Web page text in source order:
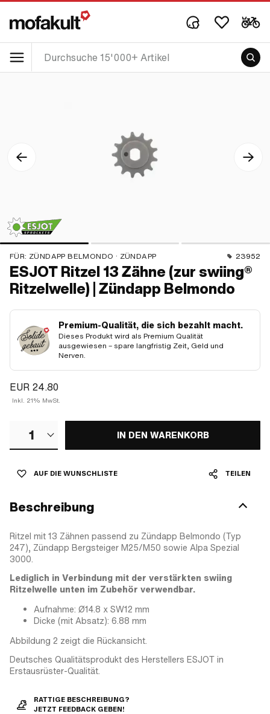
FÜR: ZÜNDAPP BELMONDO · ZÜNDAPP 23952
ESJOT Ritzel 13 Zähne (zur swiing®
Ritzelwelle) | Zündapp Belmondo
Premium-Qualität, die sich bezahlt macht.
Dieses Produkt wird als Premium Qualität
ausgewiesen – spare langfristig Zeit, Geld und
Nerven.
EUR 24.80
Inkl. 21% MwSt.
1 IN DEN WARENKORB
AUF DIE WUNSCHLISTE TEILEN
Beschreibung
Ritzel mit 13 Zähnen passend zu Zündapp Belmondo (Typ
247), Zündapp Bergsteiger M25/M50 sowie Alpa Spezial
3000.
Lediglich in Verbindung mit der verstärkten swiing
Ritzelwelle unten im Zubehör verwendbar.
Aufnahme: Ø14.8 x SW12 mm
Dicke (mit Absatz): 6.88 mm
Abbildung 2 zeigt die Rückansicht.
Deutsches Qualitätsprodukt des Herstellers ESJOT in
Erstausrüster-Qualität.
RATTIGE BESCHREIBUNG?
JETZT FEEDBACK GEBEN!